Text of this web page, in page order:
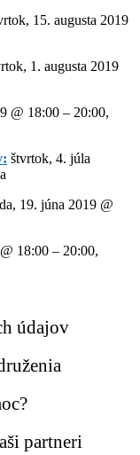
15. augusta 2019
1. augusta 2019
@ 18:00 – 20:00,
štvrtok, 4. júla
19. júna 2019 @
18:00 – 20:00,
údajov
partneri